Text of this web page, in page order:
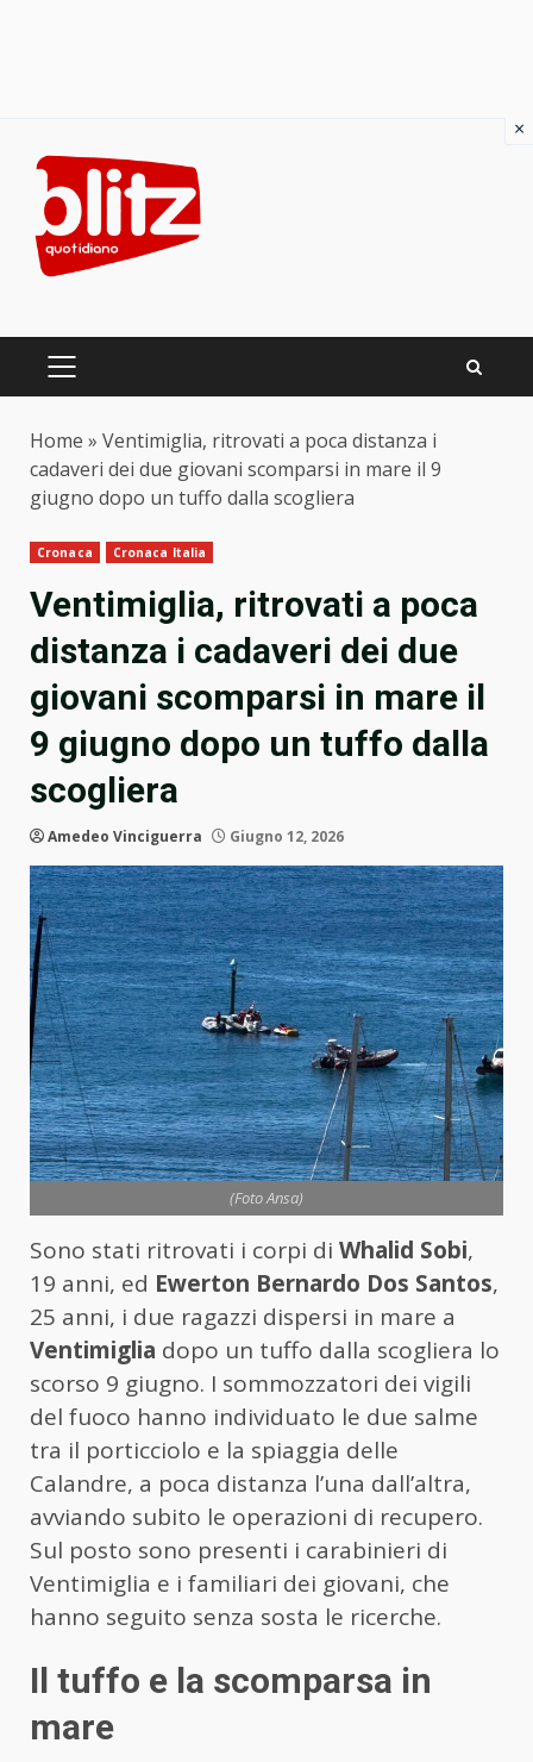
content
PRIMARY
Home » Ventimiglia, ritrovati a poca distanza i
cadaveri dei due giovani scomparsi in mare il 9
giugno dopo un tuffo dalla scogliera
Cronaca Cronaca Italia
Ventimiglia, ritrovati a poca
distanza i cadaveri dei due
giovani scomparsi in mare il
9 giugno dopo un tuffo dalla
scogliera
Amedeo Vinciguerra Giugno 12, 2026
(Foto Ansa)
Sono stati ritrovati i corpi di Whalid Sobi,
19 anni, ed Ewerton Bernardo Dos Santos,
25 anni, i due ragazzi dispersi in mare a
Ventimiglia dopo un tuffo dalla scogliera lo
scorso 9 giugno. I sommozzatori dei vigili
del fuoco hanno individuato le due salme
tra il porticciolo e la spiaggia delle
Calandre, a poca distanza l’una dall’altra,
avviando subito le operazioni di recupero.
Sul posto sono presenti i carabinieri di
Ventimiglia e i familiari dei giovani, che
hanno seguito senza sosta le ricerche.
Il tuffo e la scomparsa in
mare
×